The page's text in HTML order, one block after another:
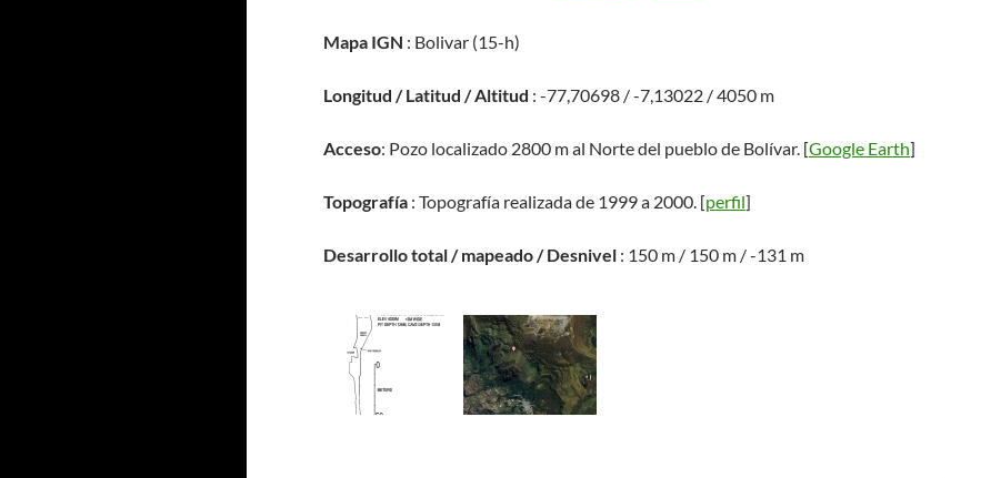
Mapa IGN : Bolivar (15-h)
Longitud / Latitud / Altitud : -77,70698 / -7,13022 / 4050 m
Acceso: Pozo localizado 2800 m al Norte del pueblo de Bolívar. [Google Earth]
Topografía : Topografía realizada de 1999 a 2000. [perfil]
Desarrollo total / mapeado / Desnivel : 150 m / 150 m / -131 m